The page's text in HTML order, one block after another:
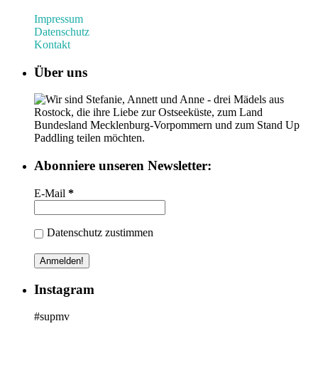
Impressum
Datenschutz
Kontakt
Über uns
Wir sind Stefanie, Annett und Anne - drei Mädels aus
Rostock, die ihre Liebe zur Ostseeküste, zum Land
Bundesland Mecklenburg-Vorpommern und zum Stand Up
Paddling teilen möchten.
Abonniere unseren Newsletter:
E-Mail *
Datenschutz zustimmen
Instagram
#supmv